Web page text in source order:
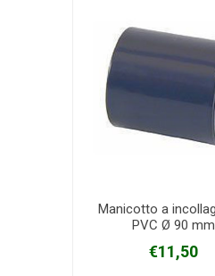
Manicotto a
PVC Ø 90 mm
€11,50